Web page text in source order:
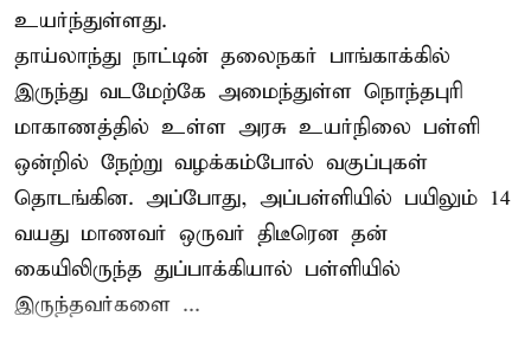
உயர்ந்துள்ளது.
தாய்லாந்து நாட்டின் தலைநகர் பாங்காக்கில்
இருந்து வடமேற்கே அமைந்துள்ள நொந்தபுரி
மாகாணத்தில் உள்ள அரசு உயர்நிலை பள்ளி
ஒன்றில் நேற்று வழக்கம்போல் வகுப்புகள்
தொடங்கின. அப்போது, அப்பள்ளியில் பயிலும் 14
வயது மாணவர் ஒருவர் திடீரென தன்
கையிலிருந்த துப்பாக்கியால் பள்ளியில்
இருந்தவர்களை ...